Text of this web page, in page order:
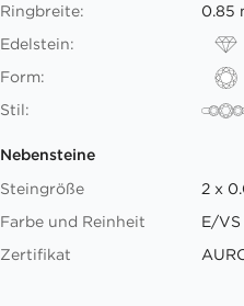
Ringbreite:
0.85
Edelstein:
Form:
Stil:
Nebensteine
Steingröße
2 x
Farbe und Reinheit
E/VS
Zertifikat